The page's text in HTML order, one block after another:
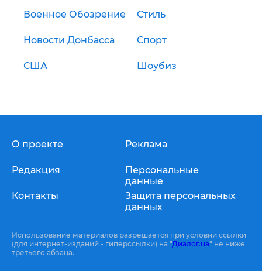
Военное Обозрение Стиль
Новости Донбасса Спорт
США Шоубиз
О проекте
Редакция
Контакты
Реклама
Персональные
данные
Защита персональных
данных
Использование материалов разрешается при условии ссылки
(для интернет-изданий - гиперссылки) на "Диалог.ua" не ниже
третьего абзаца.